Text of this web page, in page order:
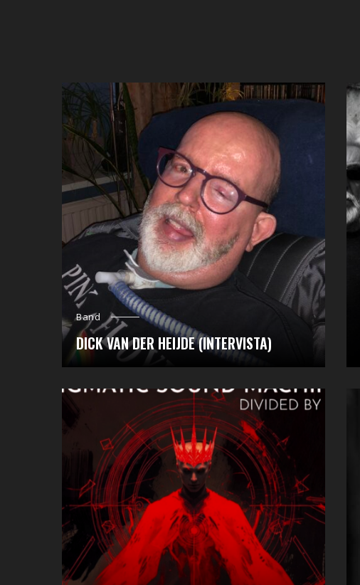
Band
DICK VAN DER HEIJDE (INTERVISTA)